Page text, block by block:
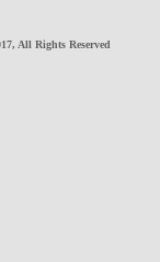
All Rights Reserved